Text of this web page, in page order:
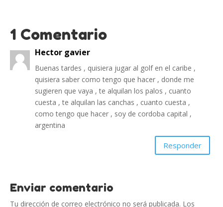
1 Comentario
Hector gavier
Buenas tardes , quisiera jugar al golf en el caribe ,
quisiera saber como tengo que hacer , donde me
sugieren que vaya , te alquilan los palos , cuanto
cuesta , te alquilan las canchas , cuanto cuesta ,
como tengo que hacer , soy de cordoba capital ,
argentina
Responder
Enviar comentario
Tu dirección de correo electrónico no será publicada. Los